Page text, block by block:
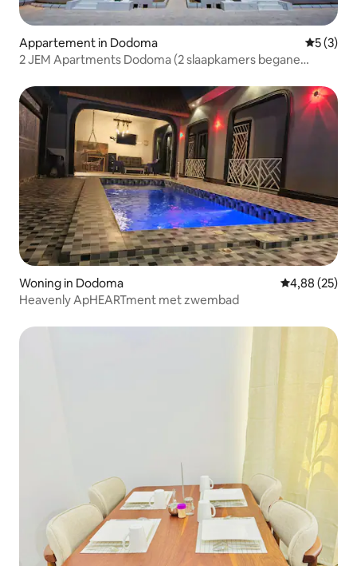
Appartement in Dodoma
5 (3)
2 JEM Apartments Dodoma (2 slaapkamers begane
Woning in Dodoma Gemiddelde
4,88 (25)
Heavenly ApHEARTment met zwembad